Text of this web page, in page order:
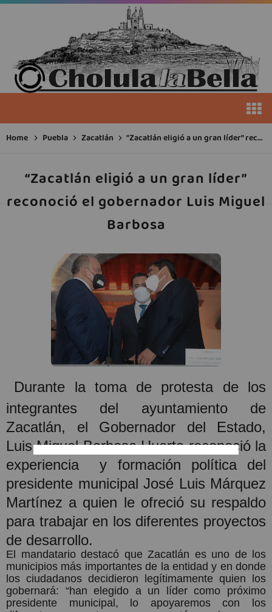
Home Puebla Zacatlán “Zacatlán eligió a un gran líder” reconoció el gobernador Luis Miguel Barbosa
“Zacatlán eligió a un gran líder”
reconoció el gobernador Luis Miguel
Barbosa
Durante la toma de protesta de los
integrantes del ayuntamiento de
Zacatlán, el Gobernador del Estado,
Luis Miguel Barbosa Huerta reconoció la
experiencia
y formación política del
presidente municipal José Luis Márquez
Martínez a quien le ofreció su respaldo
para trabajar en los diferentes proyectos
de desarrollo.
El mandatario destacó que Zacatlán es uno de los
municipios más importantes de la entidad y en donde
los ciudadanos decidieron legítimamente quien los
gobernará: “han elegido a un líder como próximo
presidente municipal, lo apoyaremos con los